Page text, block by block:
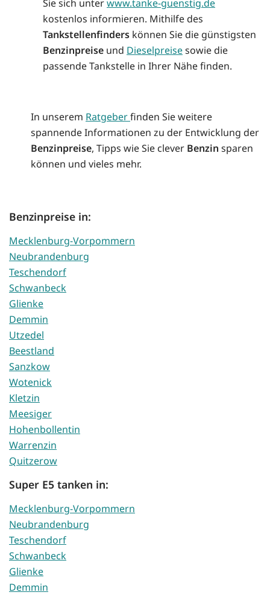
Sie sich unterwww.tanke-guenstig.de
kostenlos informieren. Mithilfe des
Tankstellenfinders können Sie die günstigsten
Benzinpreise und Dieselpreisesowie die
passende Tankstelle in Ihrer Nähe finden.
In unserem Ratgeberfinden Sie weitere
spannende Informationen zu der Entwicklung der
Benzinpreise, Tipps wie Sie clever Benzin sparen
können und vieles mehr.
Benzinpreise in:
Mecklenburg-Vorpommern
Neubrandenburg
Teschendorf
Schwanbeck
Glienke
Demmin
Utzedel
Beestland
Sanzkow
Wotenick
Kletzin
Meesiger
Hohenbollentin
Warrenzin
Quitzerow
Super E5 tanken in:
Mecklenburg-Vorpommern
Neubrandenburg
Teschendorf
Schwanbeck
Glienke
Demmin